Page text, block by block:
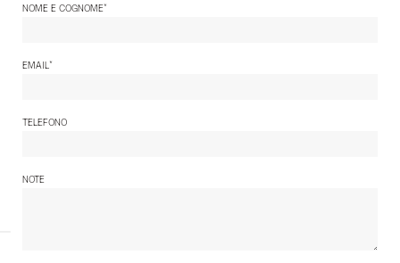
NOME E COGNOME*
EMAIL *
TELEFONO
NOTE